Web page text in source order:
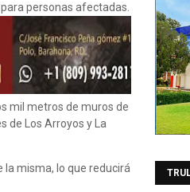
personas afectadas.
mil metros de muros de
de Los Arroyos y La
la misma, lo que reducirá